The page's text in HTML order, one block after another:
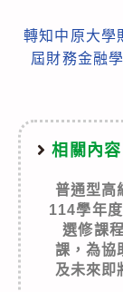
轉知中原大學
屆財務金融
相關內容
普通型高
114學年
選修課
課，為協
及未來即